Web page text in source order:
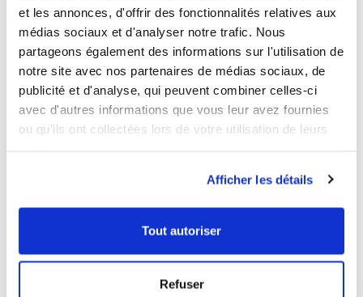
et les annonces, d'offrir des fonctionnalités relatives aux
médias sociaux et d'analyser notre trafic. Nous
partageons également des informations sur l'utilisation de
notre site avec nos partenaires de médias sociaux, de
publicité et d'analyse, qui peuvent combiner celles-ci
avec d'autres informations que vous leur avez fournies
ou qu'ils ont collectées lors de votre utilisation de leurs
Afficher les détails
Tout autoriser
Refuser
Boswellia
Bromélaïne
Café vert
Cartilage de Requin
Griffe du chat
Charbon végétal
Chondroïtine
Bardane
Chlorelle